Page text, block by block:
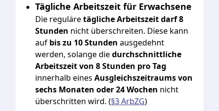
Tägliche Arbeitszeit für Erwachsene
Die reguläretägliche Arbeitszeit darf 8
Stunden nicht überschreiten. Diese kann
auf bis zu 10 Stunden ausgedehnt
werden, solange diedurchschnittliche
Arbeitszeit von 8 Stunden pro Tag
innerhalb eines Ausgleichszeitraums von
sechs Monaten oder 24 Wochen nicht
überschritten wird. (§3 ArbZG)